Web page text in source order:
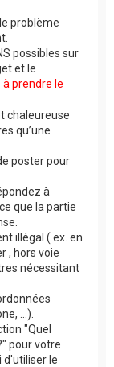
problème
possibles sur
et le
à prendre le
chaleureuse
qu’une
poster pour
à
que la partie
illégal ( ex. en
, hors voie
nécessitant
...).
"Quel
pour votre
d'utiliser le